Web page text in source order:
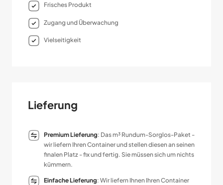
Frisches Produkt
Zugang und Über­wachung
Vielseitigkeit
Lieferung
Premium Lieferung: Das m³ Rundum-Sorglos-Paket -
wir liefern Ihren Container und stellen diesen an seinen
finalen Platz - fix und fertig. Sie müssen sich um nichts
kümmern.
Einfache Lieferung: Wir liefern Ihnen Ihren Container